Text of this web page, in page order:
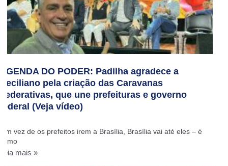
AGENDA DO PODER: Padilha agradece a
Ceciliano pela criação das Caravanas
Federativas, que une prefeituras e governo
federal (Veja vídeo)
‘Em vez de os prefeitos irem a Brasília, Brasília vai até eles – é
como
Leia mais »